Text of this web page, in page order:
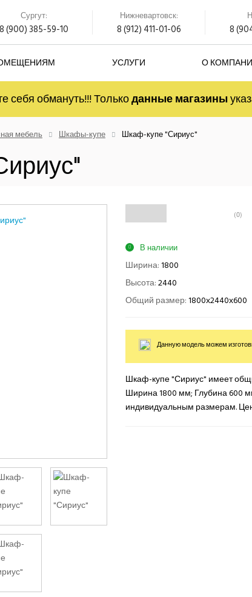
Сургут:
8 (900) 385-59-10
Нижневартовск:
8 (912) 411-01-06 8
УСЛУГИ О
себя обмануть!!! Толькоданные магазины
мебель Шкафы-купе Шкаф-купе "Сириус"
(0)
В наличии
Ширина:1800
Высота:2440
Общий размер:1800х2440х600
Данную модель можем
Шкаф-купе "Сириус" имеет
Ширина 1800 мм; Глубина 600
индивидуальным размерам.